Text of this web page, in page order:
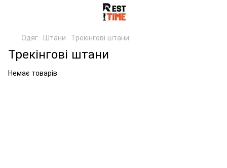
Одяг Штани Трекінгові штани
Трекінгові штани
Немає товарів